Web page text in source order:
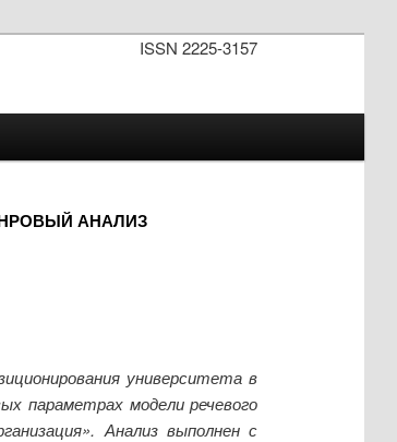
ISSN 2225-3157
АНАЛИЗ
университета в
параметрах модели речевого
Анализ выполнен с